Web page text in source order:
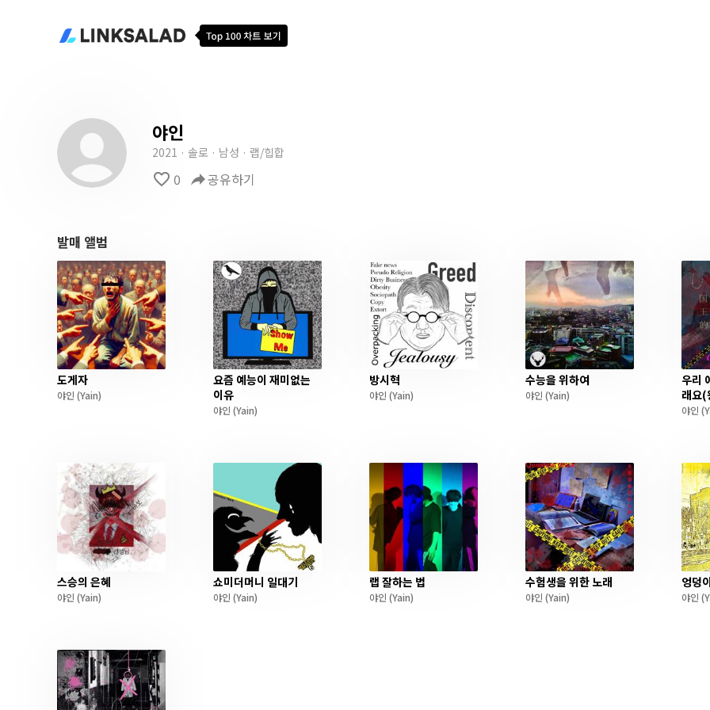
야인
2021 · 솔로 · 남성 · 랩/힙합
favorite_border 0 reply공유하기
발매 앨범
도게자
야인 (Yain)
요즘 예능이 재미없는
이유
야인 (Yain)
방시혁
야인 (Yain)
수능을 위하여
야인 (Yain)
우리
래요(
야인
스승의 은혜
야인 (Yain)
쇼미더머니 일대기
야인 (Yain)
랩 잘하는 법
야인 (Yain)
수험생을 위한 노래
야인 (Yain)
엉덩
야인